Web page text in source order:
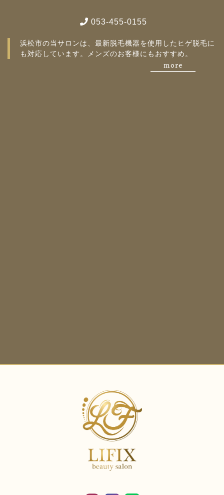
053-455-0155
浜松市の当サロンは、最新脱毛機器を使用したヒゲ脱毛に
も対応しています。メンズのお客様にもおすすめ。
more